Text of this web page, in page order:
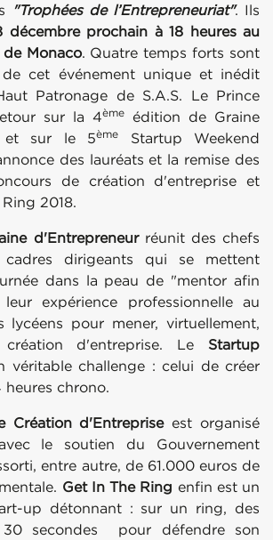
"Trophées de l’Entrepreneuriat". Ils
décembre prochain à 18 heures au
Monaco. Quatre temps forts sont
cet événement unique et inédit
Patronage de S.A.S. Le Prince
sur la 4ème édition de Graine
et sur le 5ème
Startup Weekend
des lauréats et la remise des
de création d'entreprise et
2018.
d'Entrepreneur réunit des chefs
cadres dirigeants qui se mettent
dans la peau de "mentor afin
expérience professionnelle au
lycéens pour mener, virtuellement,
d'entreprise. Le Startup
véritable challenge : celui de créer
chrono.
Création d'Entrepriseest organisé
le soutien du Gouvernement
entre autre, de 61.000 euros de
Get In The Ring enfin est un
up détonnant : sur un ring, des
30 secondes pour défendre son